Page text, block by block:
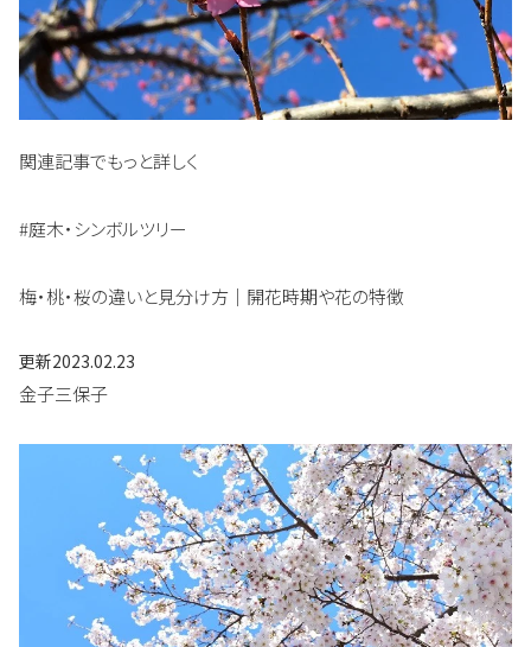
関連記事でもっと詳しく
#庭木・シンボルツリー
梅・桃・桜の違いと見分け方｜開花時期や花の特徴
更新2023.02.23
金子三保子